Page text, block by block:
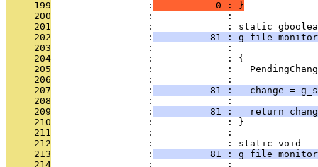
     199
                 :
           0 : }
     200
                 :             :
     201
:             : static
     202
                 :
81 :
     203
:             :
     204
                 :             : {
     205
:             :
     206
                 :             :
     207
                 :
81 :   change =
     208
                 :             :
     209
                 :
81 :   return
     210
                 :             : }
     211
                 :             :
     212
                 :             : static void
     213
                 :
81 :
     214
:             :